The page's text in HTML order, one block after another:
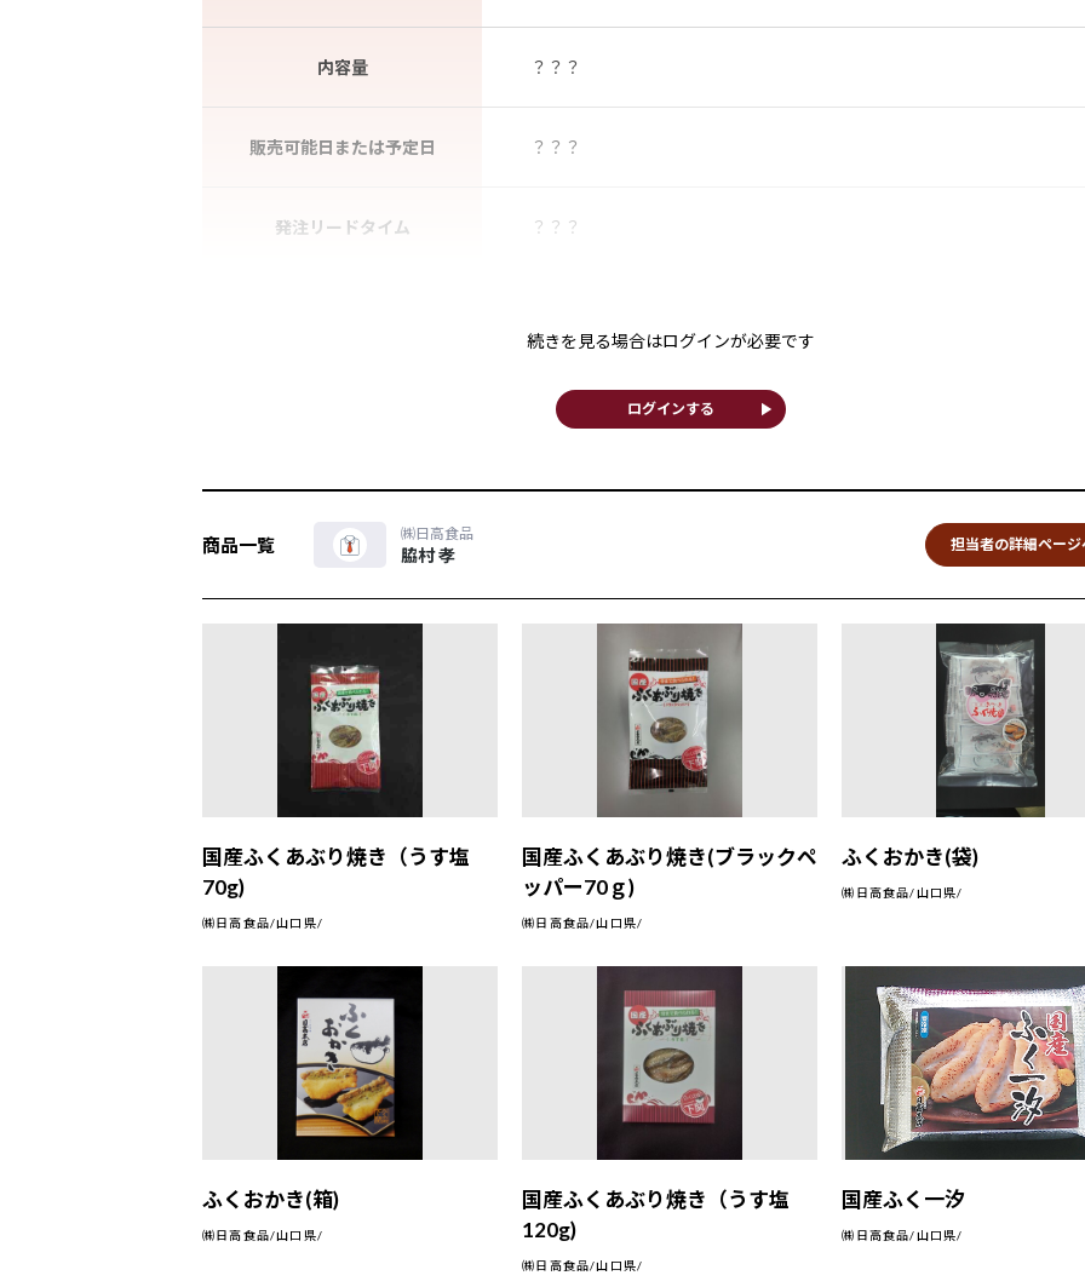
内容量 ？？？
販売可能日または予定日 ？？？
発注リードタイム ？？？
続きを見る場合はログインが必要です
ログインする play_arrow
商品一覧
㈱日高食品
脇村 孝 担当者の詳細ページ
国産ふくあぶり焼き（うす塩
70g)
㈱日高食品/山口県/
国産ふくあぶり焼き(ブラックペ
ッパー70ｇ)
㈱日高食品/山口県/
ふくおかき(袋)
㈱日高食品/山口県/
ふくおかき(箱)
㈱日高食品/山口県/
国産ふくあぶり焼き（うす塩
120g)
㈱日高食品/山口県/
国産ふく一汐
㈱日高食品/山口県/